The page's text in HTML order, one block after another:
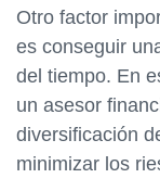
Otro factor
es conseguir
del tiempo. En
un asesor
diversificación
minimizar los